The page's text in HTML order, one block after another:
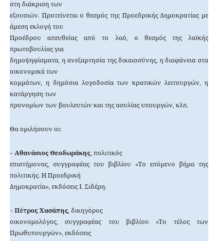
στη διάκριση των
εξουσιών. Προτείνεται ο θεσμός της Προεδρικής Δημοκρατίας με
άμεση εκλογή του
Προέδρου απευθείας από το λαό, ο θεσμός της λαϊκής
πρωτοβουλίας για
δημοψηφίσματα, η ανεξαρτησία της δικαιοσύνης, η διαφάνεια στα
οικονομικά των
κομμάτων, η δημόσια λογοδοσία των κρατικών λειτουργών, η
κατάργηση των
προνομίων των βουλευτών και της ασυλίας υπουργών, κλπ.
Θα ομιλήσουν οι:
– Αθανάσιος Θεοδωράκης, πολιτικός
επιστήμονας, συγγραφέας του βιβλίου «Το επόμενο βήμα της
πολιτικής. Η Προεδρική
Δημοκρατία», εκδόσεις Ι. Σιδέρη.
– Πέτρος Χασάπης, δικηγόρος
οικονομολόγος, συγγραφέας του βιβλίου «Το τέλος των
Πρωθυπουργών», εκδόσεις